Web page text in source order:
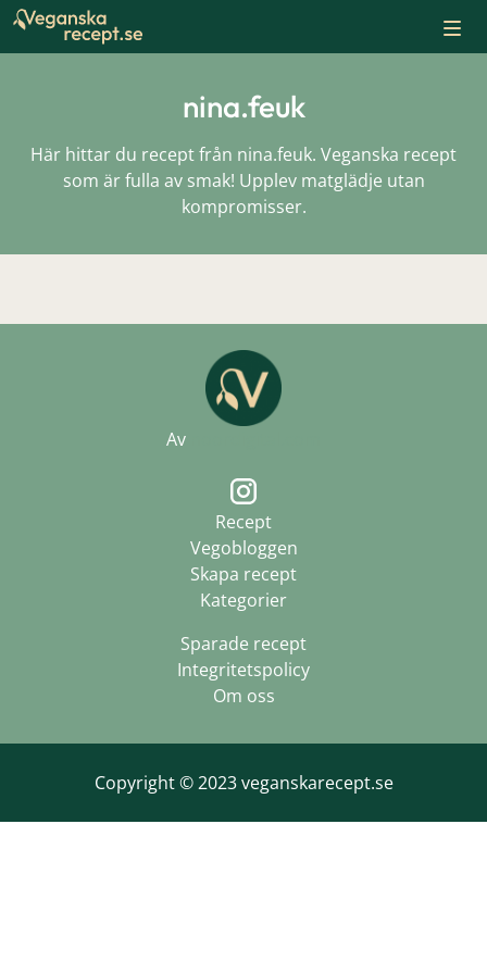
Skip
nina.feuk
Här hittar du recept från nina.feuk. Veganska recept
som är fulla av smak! Upplev matglädje utan
kompromisser.
Recept
Vegobloggen
Skapa recept
Kategorier
Sparade recept
Integritetspolicy
Om oss
Av
Copyright © 2023 veganskarecept.se